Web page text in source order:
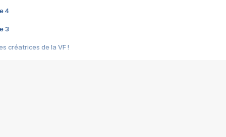
4
3
créatrices de la VF !